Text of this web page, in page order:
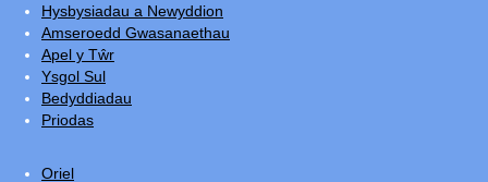
Hysbysiadau a Newyddion
Amseroedd Gwasanaethau
Apel y Tŵr
Ysgol Sul
Bedyddiadau
Priodas
Oriel